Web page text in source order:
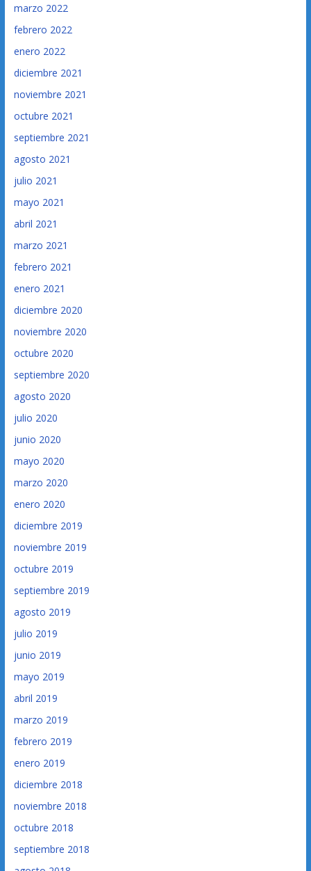
marzo 2022
febrero 2022
enero 2022
diciembre 2021
noviembre 2021
octubre 2021
septiembre 2021
agosto 2021
julio 2021
mayo 2021
abril 2021
marzo 2021
febrero 2021
enero 2021
diciembre 2020
noviembre 2020
octubre 2020
septiembre 2020
agosto 2020
julio 2020
junio 2020
mayo 2020
marzo 2020
enero 2020
diciembre 2019
noviembre 2019
octubre 2019
septiembre 2019
agosto 2019
julio 2019
junio 2019
mayo 2019
abril 2019
marzo 2019
febrero 2019
enero 2019
diciembre 2018
noviembre 2018
octubre 2018
septiembre 2018